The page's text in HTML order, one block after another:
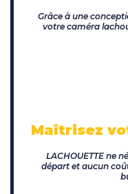
Grâce à une
votre caméra
Maîtrisez
LACHOUETTEne
départ et aucun